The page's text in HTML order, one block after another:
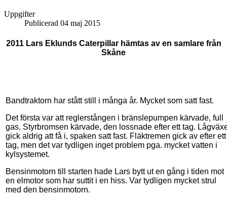
Uppgifter
Publicerad 04 maj 2015
2011 Lars Eklunds Caterpillar hämtas av en samlare från
Skåne
Bandtraktorn har stått still i många år. Mycket som satt fast.
Det första var att reglerstången i bränslepumpen kärvade, full
gas. Styrbromsen kärvade, den lossnade efter ett tag.
gick aldrig att få i, spaken satt fast. Fläktremen gick av efter ett
tag, men det var tydligen inget problem pga. mycket vatten i
kylsystemet.
Bensinmotorn till starten hade Lars bytt ut en gång i tiden mot
en elmotor som har suttit i en hiss. Var tydligen mycket strul
med den bensinmotorn.